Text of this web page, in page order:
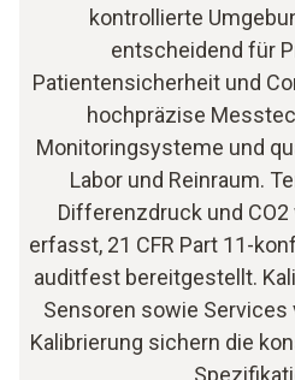
kontrollierte
entscheidend für
Patientensicherheit und
hochpräzise
Monitoringsysteme und
Labor und Reinraum.
Differenzdruck und
erfasst, 21 CFR Part 11-
auditfest bereitgestellt.
Sensoren sowie Services
Kalibrierung sichern die